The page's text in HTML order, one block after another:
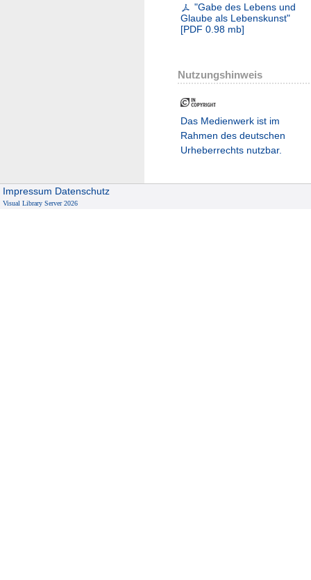
"Gabe des Lebens und
Glaube als Lebenskunst"
[PDF 0.98 mb]
Nutzungshinweis
Das Medienwerk ist im
Rahmen des deutschen
Urheberrechts nutzbar.
Impressum Datenschutz
Visual Library Server 2026